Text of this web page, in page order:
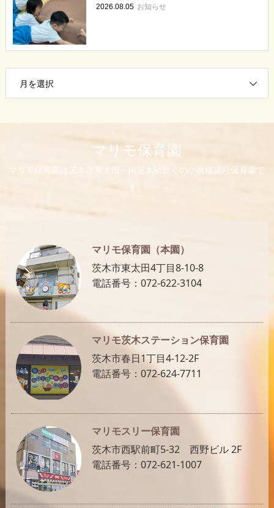
2026.08.05 お知らせ
月を選択
マリモ保育園
マリモ保育園は茨木市東太田・JR茨木駅近くの小規模認可保育園で
す。
マリモ保育園（本園）
茨木市東太田4丁目8-10-8
電話番号：072-622-3104
マリモ茨木ステーション保育園
茨木市春日1丁目4-12-2F
電話番号：072-624-7711
マリモスリー保育園
茨木市西駅前町5-32 西野ビル 2F
電話番号：072-621-1007